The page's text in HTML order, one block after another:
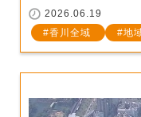
2026.06.19
香川全域
地